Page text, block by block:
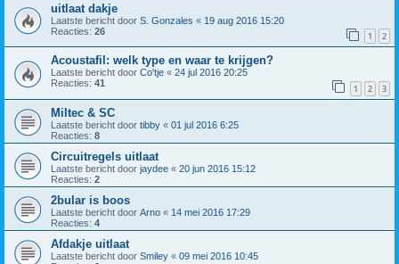
uitlaat dakje
Laatste bericht door S. Gonzales « 19 aug 2016 15:20
Reacties: 26 1 2
Acoustafil: welk type en waar te krijgen?
Laatste bericht door Co'tje « 24 jul 2016 20:25
Reacties: 41 1 2 3
Miltec & SC
Laatste bericht door tibby « 01 jul 2016 6:25
Reacties: 8
Circuitregels uitlaat
Laatste bericht door jaydee « 20 jun 2016 15:12
Reacties: 2
2bular is boos
Laatste bericht door Arno « 14 mei 2016 17:29
Reacties: 4
Afdakje uitlaat
Laatste bericht door Smiley « 09 mei 2016 10:45